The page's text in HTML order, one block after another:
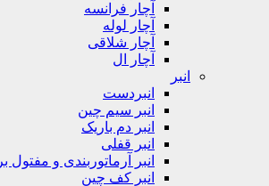
آچار فرانسه
آچار لوله
آچار شلاقی
آچار ال
انبر
انبردست
انبر سیم چین
انبر دم باریک
انبر قفلی
انبر آرماتوربندی و مفتول بر
انبر کف چین